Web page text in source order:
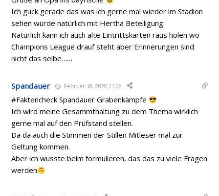
Ich guck gerade das was ich gerne mal wieder im Stadion
sehen würde natürlich mit Hertha Beteiligung.
Natürlich kann ich auch alte Eintrittskarten raus holen wo
Champions League drauf steht aber Erinnerungen sind
nicht das selbe……
Spandauer Februar 18, 2020 21:08
#Faktencheck Spandauer Grabenkämpfe
Ich wird meine Gesammthaltung zu dem Thema wirklich
gerne mal auf den Prüfstand stellen.
Da da auch die Stimmen der Stillen Mitleser mal zur
Geltung kommen.
Aber ich wusste beim formulieren, das das zu viele Fragen
werden